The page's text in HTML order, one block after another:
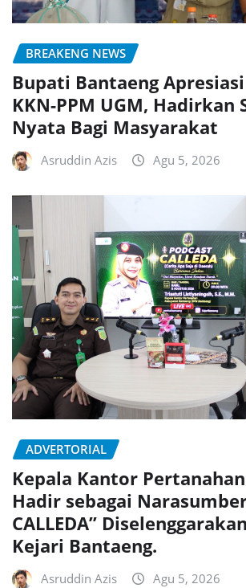
BREAKENG NEWS
Bupati Bantaeng
KKN-PPM UGM, Hadirkan
Nyata Bagi Masyarakat
Asruddin Azis Agu 5, 2026
ADVERTORIAL
Kepala Kantor
Hadir sebagai
CALLEDA”
Kejari Bantaeng.
Asruddin Azis Agu 5, 2026